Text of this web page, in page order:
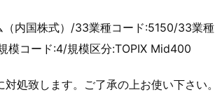
内国株式）/33業種コード:5150/33業種
模コード:4/規模区分:TOPIX Mid400
処致します。ご了承の上お使い下さい。